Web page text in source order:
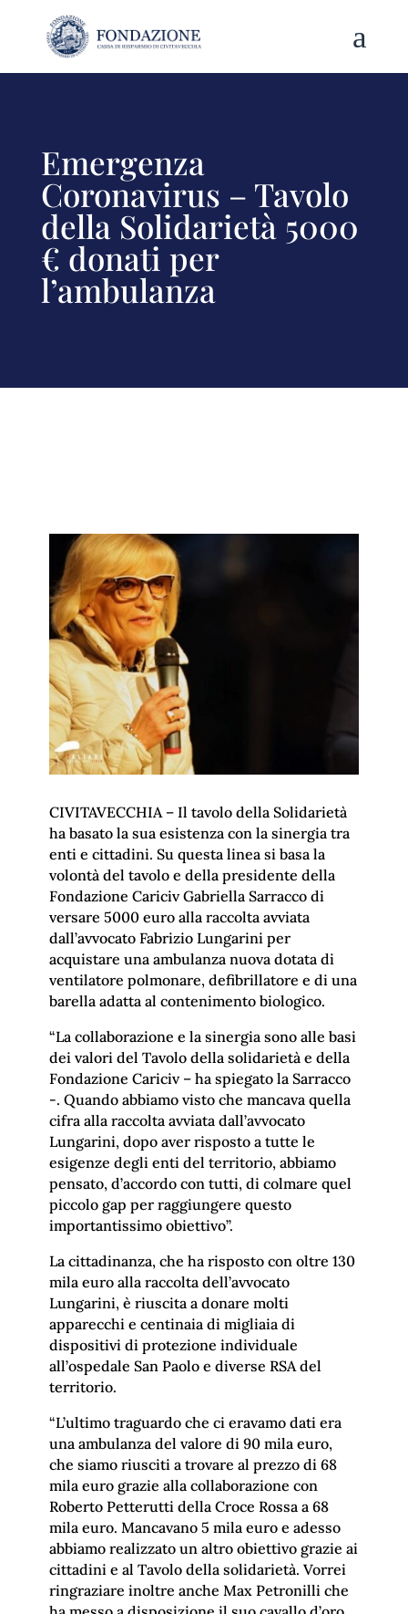
a
Emergenza
Coronavirus – Tavolo
della Solidarietà 5000
€ donati per
l’ambulanza
CIVITAVECCHIA – Il tavolo della Solidarietà
ha basato la sua esistenza con la sinergia tra
enti e cittadini. Su questa linea si basa la
volontà del tavolo e della presidente della
Fondazione Cariciv Gabriella Sarracco di
versare 5000 euro alla raccolta avviata
dall’avvocato Fabrizio Lungarini per
acquistare una ambulanza nuova dotata di
ventilatore polmonare, defibrillatore e di una
barella adatta al contenimento biologico.
“La collaborazione e la sinergia sono alle basi
dei valori del Tavolo della solidarietà e della
Fondazione Cariciv – ha spiegato la Sarracco
-. Quando abbiamo visto che mancava quella
cifra alla raccolta avviata dall’avvocato
Lungarini, dopo aver risposto a tutte le
esigenze degli enti del territorio, abbiamo
pensato, d’accordo con tutti, di colmare quel
piccolo gap per raggiungere questo
importantissimo obiettivo”.
La cittadinanza, che ha risposto con oltre 130
mila euro alla raccolta dell’avvocato
Lungarini, è riuscita a donare molti
apparecchi e centinaia di migliaia di
dispositivi di protezione individuale
all’ospedale San Paolo e diverse RSA del
territorio.
“L’ultimo traguardo che ci eravamo dati era
una ambulanza del valore di 90 mila euro,
che siamo riusciti a trovare al prezzo di 68
mila euro grazie alla collaborazione con
Roberto Petterutti della Croce Rossa a 68
mila euro. Mancavano 5 mila euro e adesso
abbiamo realizzato un altro obiettivo grazie ai
cittadini e al Tavolo della solidarietà. Vorrei
ringraziare inoltre anche Max Petronilli che